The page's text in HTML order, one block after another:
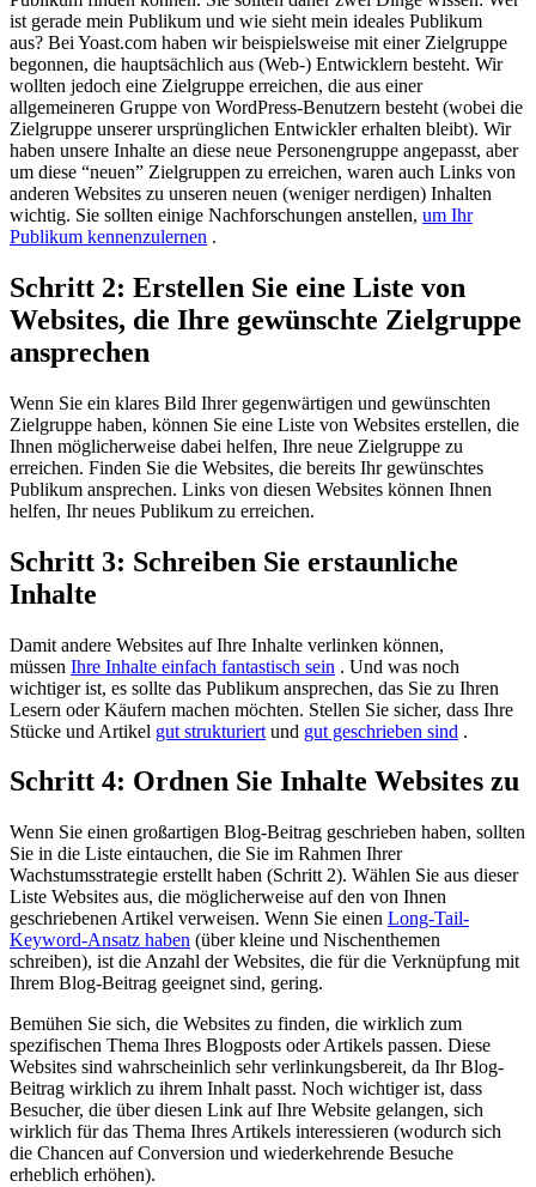
ist gerade mein Publikum und wie sieht mein ideales Publikum
aus? Bei Yoast.com haben wir beispielsweise mit einer Zielgruppe
begonnen, die hauptsächlich aus (Web-) Entwicklern besteht. Wir
wollten jedoch eine Zielgruppe erreichen, die aus einer
allgemeineren Gruppe von WordPress-Benutzern besteht (wobei die
Zielgruppe unserer ursprünglichen Entwickler erhalten bleibt). Wir
haben unsere Inhalte an diese neue Personengruppe angepasst, aber
um diese “neuen” Zielgruppen zu erreichen, waren auch Links von
anderen Websites zu unseren neuen (weniger nerdigen) Inhalten
wichtig. Sie sollten einige Nachforschungen anstellen, um Ihr
Publikum kennenzulernen .
Schritt 2: Erstellen Sie eine Liste von
Websites, die Ihre gewünschte Zielgruppe
ansprechen
Wenn Sie ein klares Bild Ihrer gegenwärtigen und gewünschten
Zielgruppe haben, können Sie eine Liste von Websites erstellen, die
Ihnen möglicherweise dabei helfen, Ihre neue Zielgruppe zu
erreichen. Finden Sie die Websites, die bereits Ihr gewünschtes
Publikum ansprechen. Links von diesen Websites können Ihnen
helfen, Ihr neues Publikum zu erreichen.
Schritt 3: Schreiben Sie erstaunliche
Inhalte
Damit andere Websites auf Ihre Inhalte verlinken können,
müssen Ihre Inhalte einfach fantastisch sein . Und was noch
wichtiger ist, es sollte das Publikum ansprechen, das Sie zu Ihren
Lesern oder Käufern machen möchten. Stellen Sie sicher, dass Ihre
Stücke und Artikel gut strukturiert und gut geschrieben sind .
Schritt 4: Ordnen Sie Inhalte Websites zu
Wenn Sie einen großartigen Blog-Beitrag geschrieben haben, sollten
Sie in die Liste eintauchen, die Sie im Rahmen Ihrer
Wachstumsstrategie erstellt haben (Schritt 2). Wählen Sie aus dieser
Liste Websites aus, die möglicherweise auf den von Ihnen
geschriebenen Artikel verweisen. Wenn Sie einen Long-Tail-
Keyword-Ansatz haben (über kleine und Nischenthemen
schreiben), ist die Anzahl der Websites, die für die Verknüpfung mit
Ihrem Blog-Beitrag geeignet sind, gering.
Bemühen Sie sich, die Websites zu finden, die wirklich zum
spezifischen Thema Ihres Blogposts oder Artikels passen. Diese
Websites sind wahrscheinlich sehr verlinkungsbereit, da Ihr Blog-
Beitrag wirklich zu ihrem Inhalt passt. Noch wichtiger ist, dass
Besucher, die über diesen Link auf Ihre Website gelangen, sich
wirklich für das Thema Ihres Artikels interessieren (wodurch sich
die Chancen auf Conversion und wiederkehrende Besuche
erheblich erhöhen).